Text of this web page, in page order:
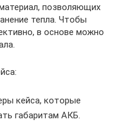
позволяющих
тепла. Чтобы
в основе можно
кейса, которые
габаритам АКБ.